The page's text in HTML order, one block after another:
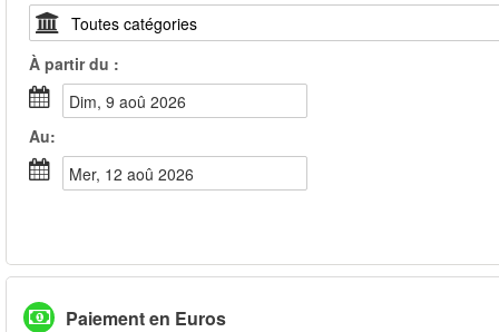
À partir du :
dim, 9 aoû 2026
Au:
mer, 12 aoû 2026
Paiement en Euros